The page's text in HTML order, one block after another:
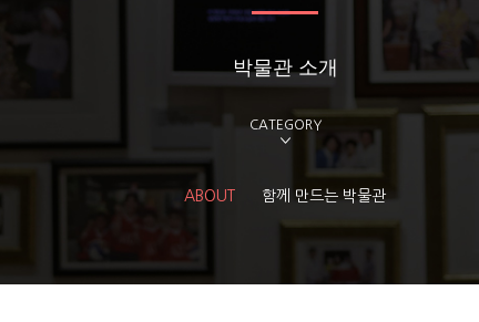
박물관 소개
CATEGORY
ABOUT 함께 만드는 박물관